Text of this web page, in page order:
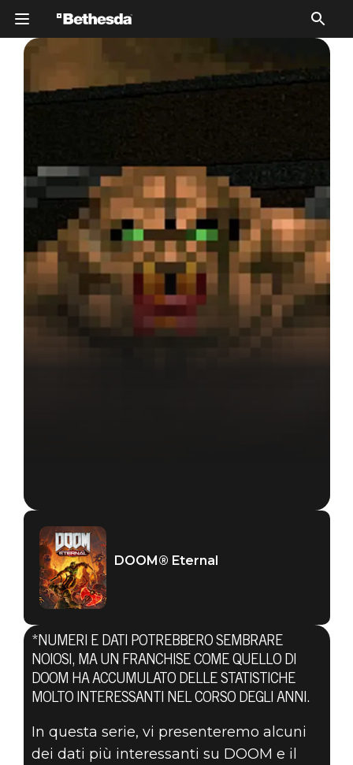
19 settembre 2019
DOOM® Eternal
*NUMERI E DATI POTREBBERO SEMBRARE
NOIOSI, MA UN FRANCHISE COME QUELLO DI
DOOM HA ACCUMULATO DELLE STATISTICHE
MOLTO INTERESSANTI NEL CORSO DEGLI ANNI.
In questa serie, vi presenteremo alcuni
dei dati più interessanti su DOOM e il